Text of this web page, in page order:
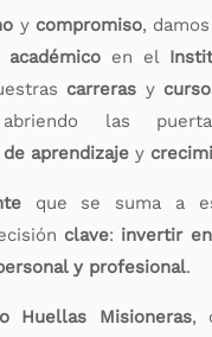
y compromiso,
académico en el
carreras y
las
aprendizaje y
que se suma a
clave: invertir
y profesional.
Huellas Misioneras,